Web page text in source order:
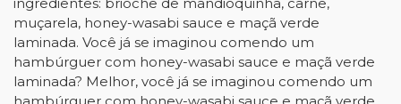
muçarela, honey-wasabi sauce e maçã verde
laminada. Você já se imaginou comendo um
hambúrguer com honey-wasabi sauce e maçã verde
laminada? Melhor, você já se imaginou comendo um